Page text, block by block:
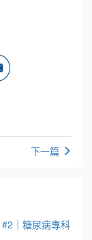
下一篇
｜糖尿病專科